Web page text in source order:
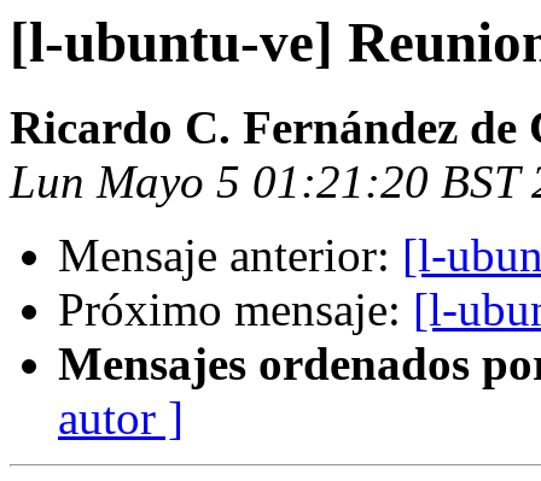
[l-ubuntu-ve]
Ricardo C. Fernández de
Lun Mayo 5 01:21:20 BST
Mensaje anterior: [l-
Próximo mensaje: [l-
Mensajes ordenados
autor ]